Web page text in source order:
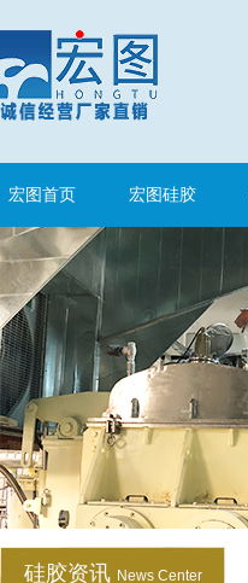
宏图首页 宏图硅胶
硅胶资讯 News Center
眼镜鼻托专用注射硅胶